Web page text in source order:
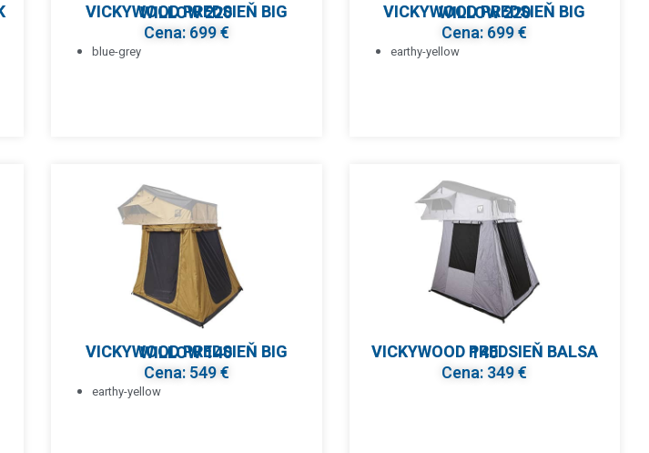
VICKYWOOD PREDSIEŇ BIG WILLOW 220
Cena: 699 €
blue-grey
VICKYWOOD PREDSIEŇ BIG WILLOW 220
Cena: 699 €
earthy-yellow
VICKYWOOD PREDSIEŇ BIG WILLOW 140
Cena: 549 €
earthy-yellow
VICKYWOOD PREDSIEŇ BALSA 140
Cena: 349 €